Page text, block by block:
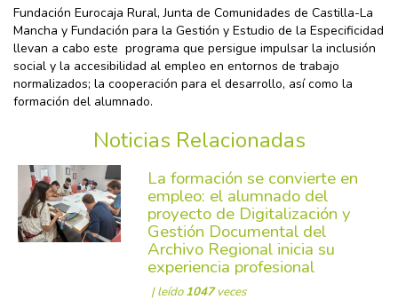
Fundación Eurocaja Rural, Junta de Comunidades de Castilla-La
Mancha y Fundación para la Gestión y Estudio de la Especificidad
llevan a cabo este programa que persigue impulsar la inclusión
social y la accesibilidad al empleo en entornos de trabajo
normalizados; la cooperación para el desarrollo, así como la
formación del alumnado.
Noticias Relacionadas
La formación se convierte en
empleo: el alumnado del
proyecto de Digitalización y
Gestión Documental del
Archivo Regional inicia su
experiencia profesional
| leído1047veces